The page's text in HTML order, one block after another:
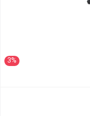
3%